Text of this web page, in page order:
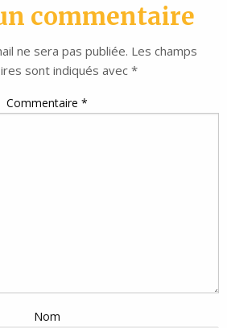
commentaire
ne sera pas publiée. Les champs
sont indiqués avec *
Commentaire *
Nom